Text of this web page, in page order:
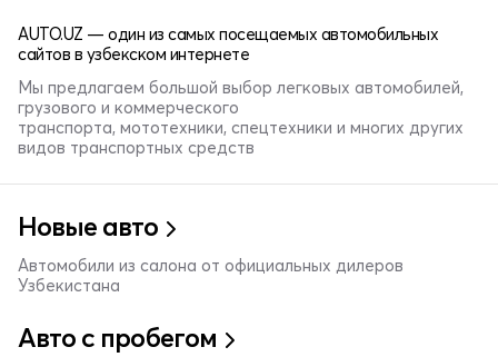
AUTO.UZ — один из самых посещаемых автомобильных
сайтов в узбекском интернете
Мы предлагаем большой выбор легковых автомобилей,
грузового и коммерческого
транспорта, мототехники, спецтехники и многих других
видов транспортных средств
Новые авто
Автомобили из салона от официальных дилеров
Узбекистана
Авто с пробегом